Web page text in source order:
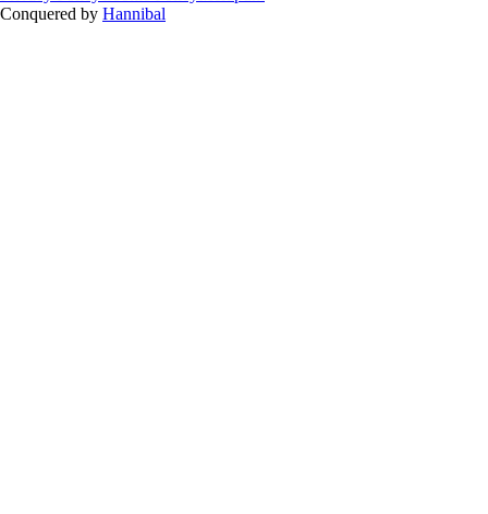
Conquered by Hannibal